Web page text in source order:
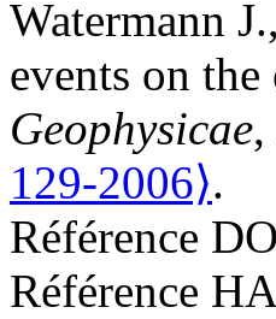
Watermann J.,
events on
Geophysicae
129-2006⟩.
Référence
Référence